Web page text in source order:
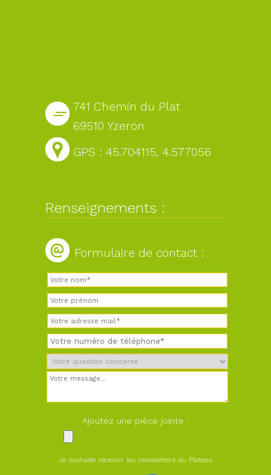
741 Chemin du Plat
69510 Yzeron
GPS : 45.704115, 4.577056
Renseignements :
Formulaire de contact :
Ajoutez une pièce jointe :
Je souhaite recevoir les newsletters du Plateau